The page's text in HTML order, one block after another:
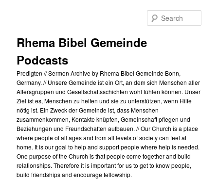
Rhema Bibel Gemeinde
Podcasts
Predigten // Sermon Archive by Rhema Bibel Gemeinde Bonn,
Germany. // Unsere Gemeinde ist ein Ort, an dem sich Menschen aller
Altersgruppen und Gesellschaftsschichten wohl fühlen können. Unser
Ziel ist es, Menschen zu helfen und sie zu unterstützen, wenn Hilfe
nötig ist. Ein Zweck der Gemeinde ist, dass Menschen
zusammenkommen, Kontakte knüpfen, Gemeinschaft pflegen und
Beziehungen und Freundschaften aufbauen. // Our Church is a place
where people of all ages and from all levels of society can feel at
home. It is our goal to help and support people where help is needed.
One purpose of the Church is that people come together and build
relationships. Therefore it is important for us to get to know people,
build friendships and encourage fellowship.